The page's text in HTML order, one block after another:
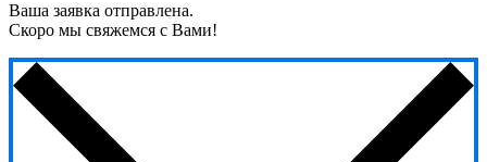
Ваша заявка отправлена.
Скоро мы свяжемся с Вами!